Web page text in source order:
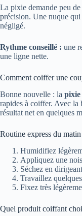
La pixie demande peu
précision. Une nuque
négligé.
Rythme conseillé : une
une ligne nette.
Comment coiffer une
Bonne nouvelle : la pixie
rapides à coiffer. Avec la
résultat net en quelques
Routine express du matin
Humidifiez
Appliquez une
Séchez en
Travaillez
Fixez très
Quel produit coiffant